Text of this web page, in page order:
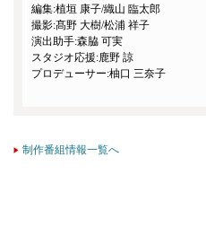
編集:植垣 康子/織山 臨太郎
撮影:髙野 大樹/松浦 祥子
演出助手:森脇 可実
スタジオ応援:鹿野 諒
プロデューサー:柚口 三奈子
制作番組情報一覧へ